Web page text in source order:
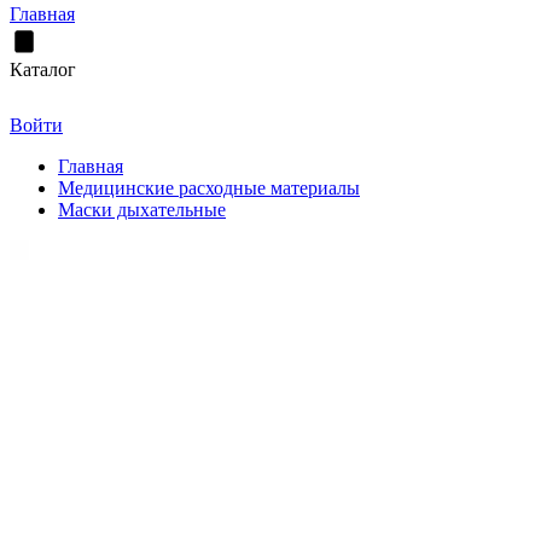
Главная
Каталог
Войти
Главная
Медицинские расходные материалы
Маски дыхательные